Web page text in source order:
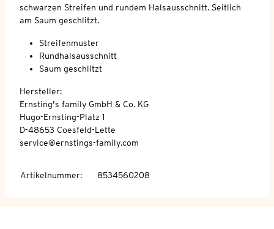
schwarzen Streifen und rundem Halsausschnitt. Seitlich
am Saum geschlitzt.
Streifenmuster
Rundhalsausschnitt
Saum geschlitzt
Hersteller:
Ernsting's family GmbH & Co. KG
Hugo-Ernsting-Platz 1
D-48653 Coesfeld-Lette
service@ernstings-family.com
Artikelnummer: 8534560208